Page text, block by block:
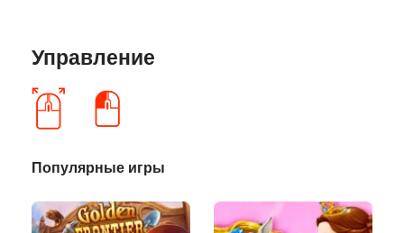
Управление
Популярные игры